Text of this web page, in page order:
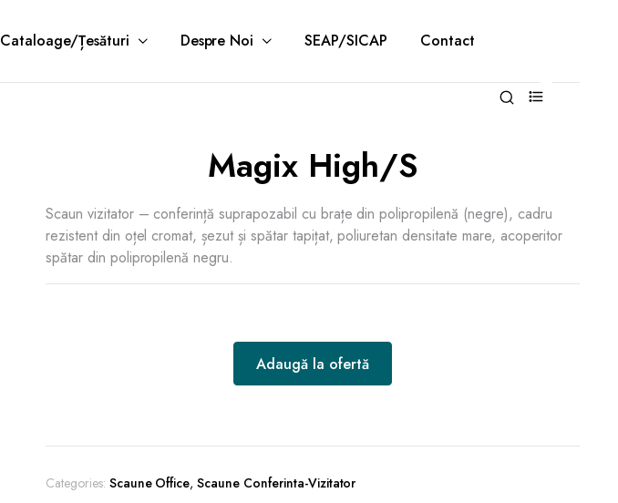
Cataloage/Țesături Despre Noi SEAP/SICAP Contact
Magix High/S
Scaun vizitator – conferință suprapozabil cu brațe din polipropilenă (negre), cadru
rezistent din oțel cromat, șezut și spătar tapițat, poliuretan densitate mare, acoperitor
spătar din polipropilenă negru.
Adaugă la ofertă
Categories: Scaune Office,Scaune Conferinta-Vizitator